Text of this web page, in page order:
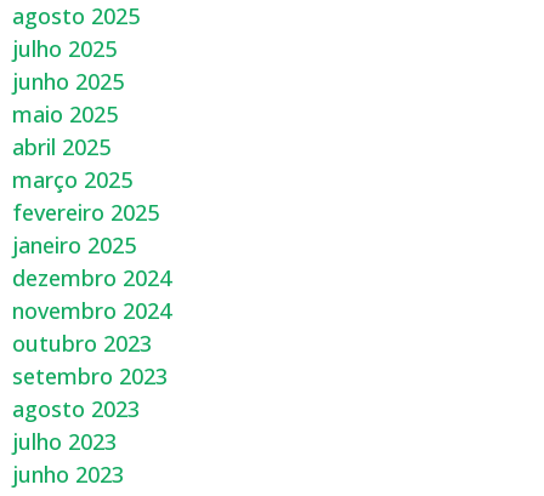
agosto 2025
julho 2025
junho 2025
maio 2025
abril 2025
março 2025
fevereiro 2025
janeiro 2025
dezembro 2024
novembro 2024
outubro 2023
setembro 2023
agosto 2023
julho 2023
junho 2023